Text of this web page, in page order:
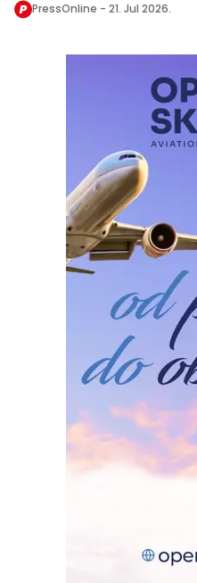
PressOnline - 21. Jul 2026.